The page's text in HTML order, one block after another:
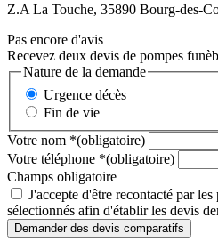
Z.A La Touche, 35890 Bourg-des-
Pas encore d'avis
Recevez deux devis de pompes
Nature de la demande
Urgence décès
Fin de vie
Votre nom *(obligatoire)
Votre téléphone *(obligatoire)
Champs obligatoire
J'accepte d'être recontacté par
sélectionnés afin d'établir les devis